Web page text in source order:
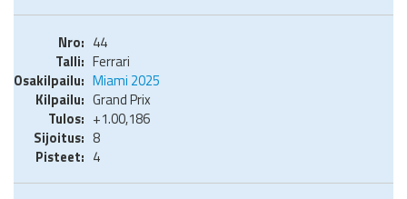
44
Ferrari
Miami 2025
Grand Prix
+1.00,186
8
4